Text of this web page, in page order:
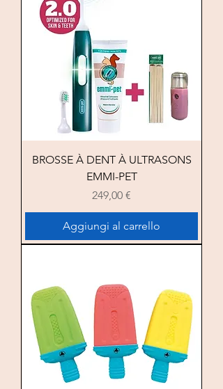
BROSSE À DENT À ULTRASONS
EMMI-PET
Prezzo
249,00 €
Aggiungi al carrello